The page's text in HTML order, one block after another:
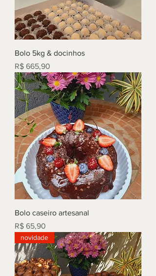
Bolo 5kg & docinhos
Preço
R$ 665,90
Bolo caseiro artesanal
Preço
R$ 65,90
novidade